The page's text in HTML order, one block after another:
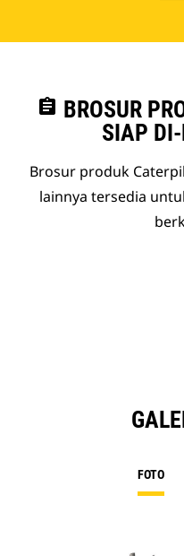
assignment BROSUR
SIAP
Brosur produk
lainnya tersedia
FOTO